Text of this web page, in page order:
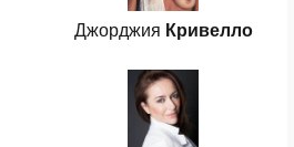
Джорджия Кривелло